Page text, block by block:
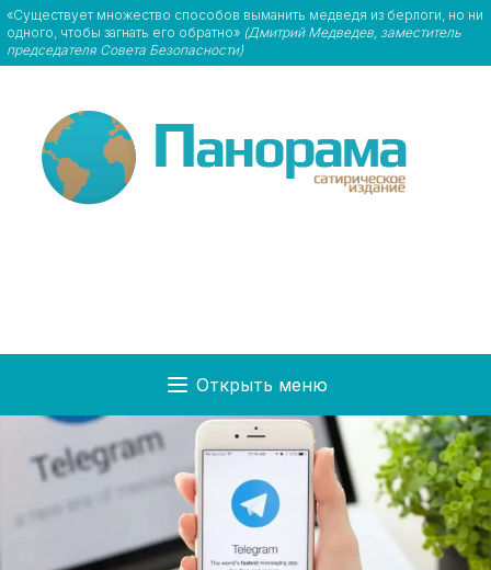
«Существует множество способов выманить медведя из берлоги, но ни
одного, чтобы загнать его обратно» (Дмитрий Медведев, заместитель
председателя Совета Безопасности)
Открыть меню